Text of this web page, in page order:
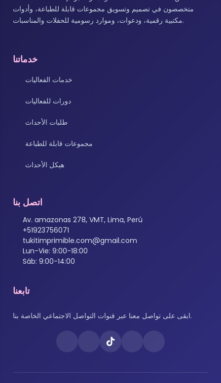
متخصصون في تصميم وتسويق مجموعات قابلة للطباعة، وأدوات
مكتبية رقمية، ودعوات، وموارد رسومية للحفلات والمناسبات.
خدماتنا
خدمات الفعاليات
دورات للفعاليات
طلبات الأحداث
مجموعات قابلة للطباعة
هيكل الأحداث
اتصل بنا
Av. amazonas 278, VMT, Lima, Perú
+51923756071
tukitimprimible.com@gmail.com
Lun-Vie: 9:00-18:00
Sáb: 9:00-14:00
تابعنا
ابقى على تواصل معنا عبر قنوات التواصل الاجتماعي الخاصة بنا.